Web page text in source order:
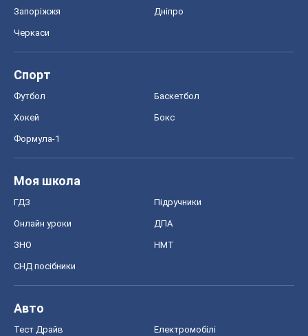
Запоріжжя Дніпро
Черкаси
Спорт
Футбол Баскетбол
Хокей Бокс
Формула-1
Моя школа
ГДЗ Підручники
Онлайн уроки ДПА
ЗНО НМТ
СНД посібники
Авто
Тест Драйв Електромобілі